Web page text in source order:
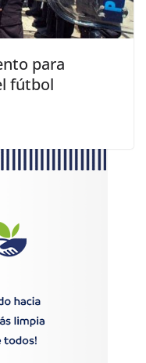
para
fútbol